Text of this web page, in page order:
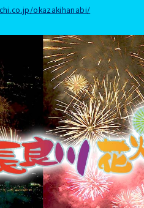
okazakihanabi/